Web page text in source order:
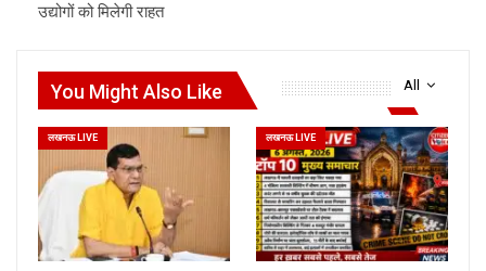
उद्योगों को मिलेगी राहत
All
You Might Also Like
लखनऊ LIVE लखनऊ LIVE